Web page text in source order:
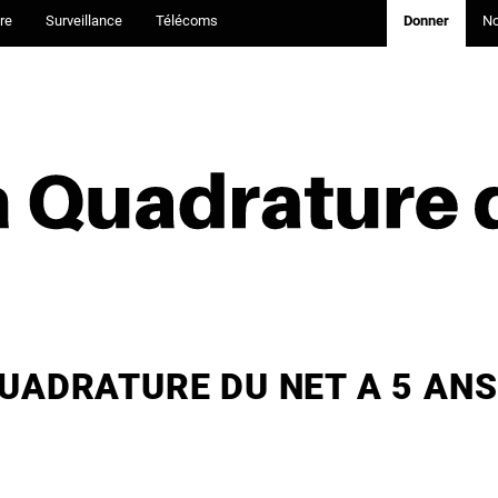
Surveillance Télécoms Donner
DU NET A 5 ANS